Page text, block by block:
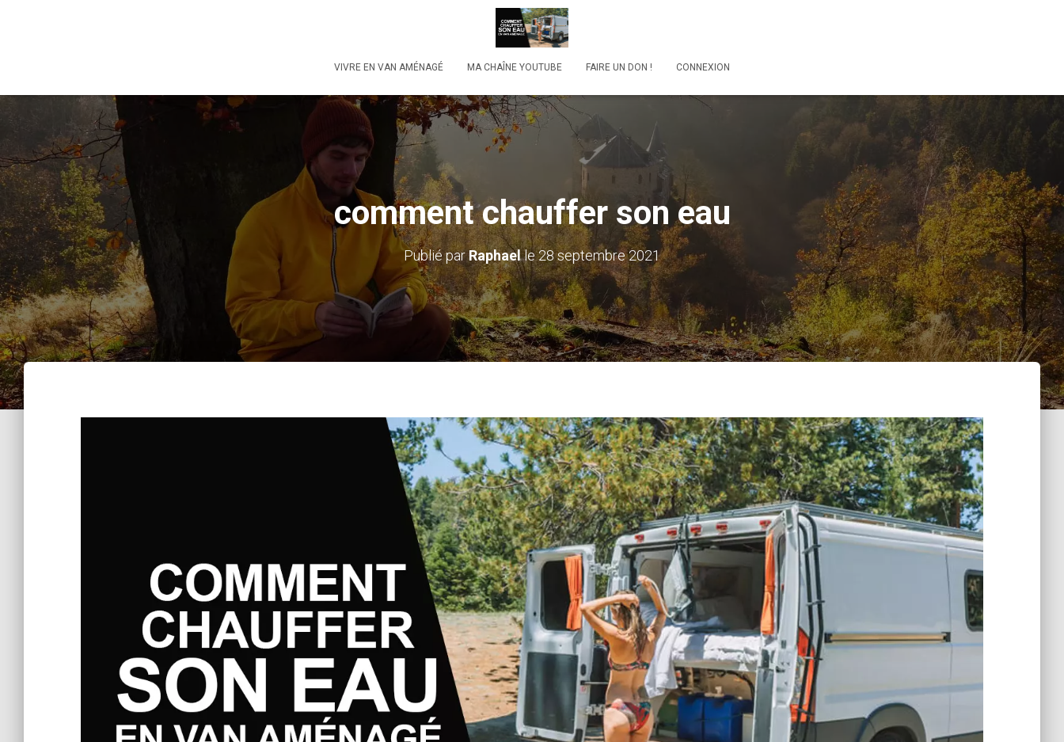
VIVRE EN VAN AMÉNAGÉ MA CHAÎNE YOUTUBE FAIRE UN DON ! CONNEXION
comment chauffer son eau
Publié parRaphaelle28 septembre 2021